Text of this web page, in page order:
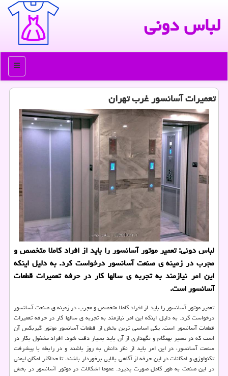
لباس دونی
منو
تعمیرات آسانسور غرب تهران
لباس دونی: تعمیر موتور آسانسور را باید از افراد كاملا متخصص و
مجرب در زمینه ی صنعت آسانسور درخواست كرد. به دلیل اینكه
این امر نیازمند به تجربه ی سالها كار در حرفه تعمیرات قطعات
آسانسور است.
تعمیر موتور آسانسور را باید از افراد کاملا متخصص و مجرب در زمینه ی صنعت آسانسور
درخواست کرد. به دلیل اینکه این امر نیازمند به تجربه ی سالها کار در حرفه تعمیرات
قطعات آسانسور است. یکی اساسی ترین بخش از قطعات آسانسور موتور گیربکس آن
است که در تعمیر بهنگام و نگهداری از آن باید بسیار دقت شود. افراد مشغول بکار در
صنعت آسانسور، در این امر باید از نظر دانش به روز باشند و در رابطه با پیشرفت
تکنولوژی و امکانات در این حرفه از آگاهی بالایی برخوردار باشند. تا حداکثر امکان ایمنی
در این صنعت به طور کامل صورت پذیرد. عموما اشکالات در موتور آسانسور در بخش